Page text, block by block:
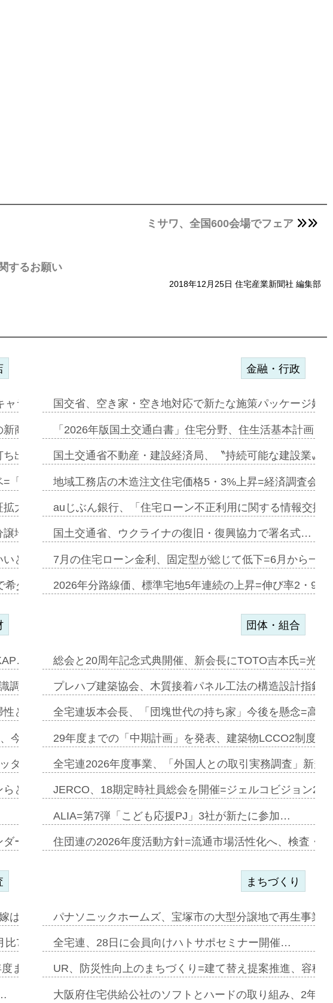
ミサワ、全国600会場でフェア
するお願い
2018年12月25日 住宅産業新聞社 編集部
ャラクターに起用…
新商品=「ファミーレキ…
ち出す=年内にも城南エ…
=「職住遊」融合型の賃…
大へ=ガーデンカフェ…
譲地開発で初協業=お互…
いとこどりのコリビング…
希少価値のある2階建…
金融・行政
国交省、空き家・空き地対応で新たな施策パッケージ始
「2026年版国土交通白書」住宅分野、住生活基本計画
国土交通省不動産・建設経済局、〝持続可能な建設業〟
地域工務店の木造注文住宅価格5・3%上昇=経済調査会
auじぶん銀行、「住宅ローン不正利用に関する情報交換
国土交通省、ウクライナの復旧・復興協力で署名式…
7月の住宅ローン金利、固定型が総じて低下=6月から一
2026年分路線価、標準宅地5年連続の上昇=伸び率2・
調査=Nature…
性と安全性追加=リンナ…
今期は増収見込む=…
ター…
らと協働開発開始=三協…
ダードが新築分譲M専用…
団体・組合
総会と20周年記念式典開催、新会長にTOTO吉本氏=光
プレハブ建築協会、木質接着パネル工法の構造設計指針
全宅連坂本会長、「団塊世代の持ち家」今後を懸念=高
29年度までの「中期計画」を発表、建築物LCCO2制度
全宅連2026年度事業、「外国人との取引実務調査」新規
JERCO、18期定時社員総会を開催=ジェルコビジョン
ALIA=第7弾「こども応援PJ」3社が新たに参加…
住団連の2026年度活動方針=流通市場活性化へ、検査・
は十分に進まず=「物…
比7・1%上昇…
度まで〝揺り戻し〟…
まちづくり
パナソニックホームズ、宝塚市の大型分譲地で再生事業
全宅連、28日に会員向けハトサポセミナー開催…
UR、防災性向上のまちづくり=建て替え提案推進、容積
大阪府住宅供給公社のソフトとハードの取り組み、2年